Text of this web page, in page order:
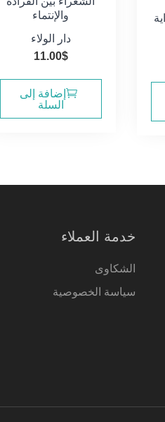
والإنتماء
دار الولاء
11.00$
إضافة إلى
السلة
خدمة العملاء
الشكاوى
سياسة الخصوصية